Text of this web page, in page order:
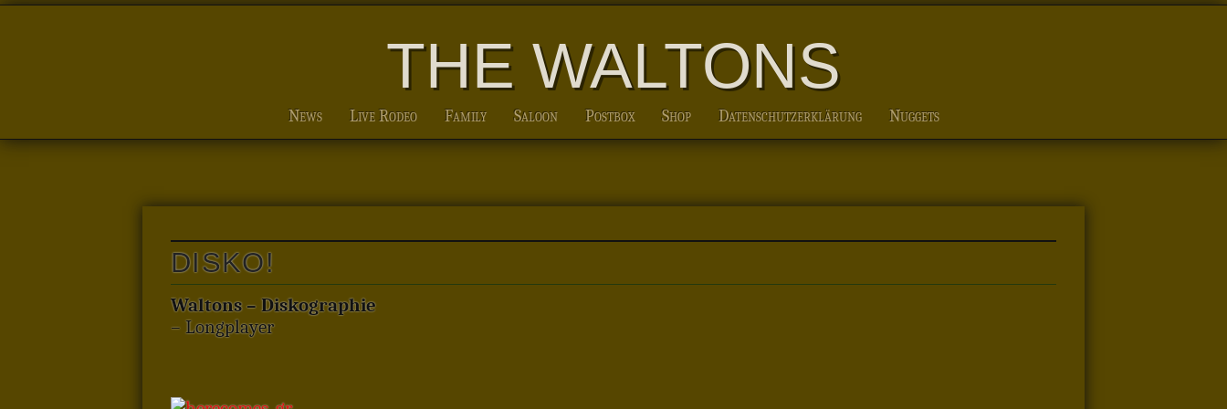
THE WALTONS
News Live Rodeo Family Saloon Postbox Shop Datenschutzerklärung Nuggets
DISKO!
Waltons – Diskographie
– Longplayer